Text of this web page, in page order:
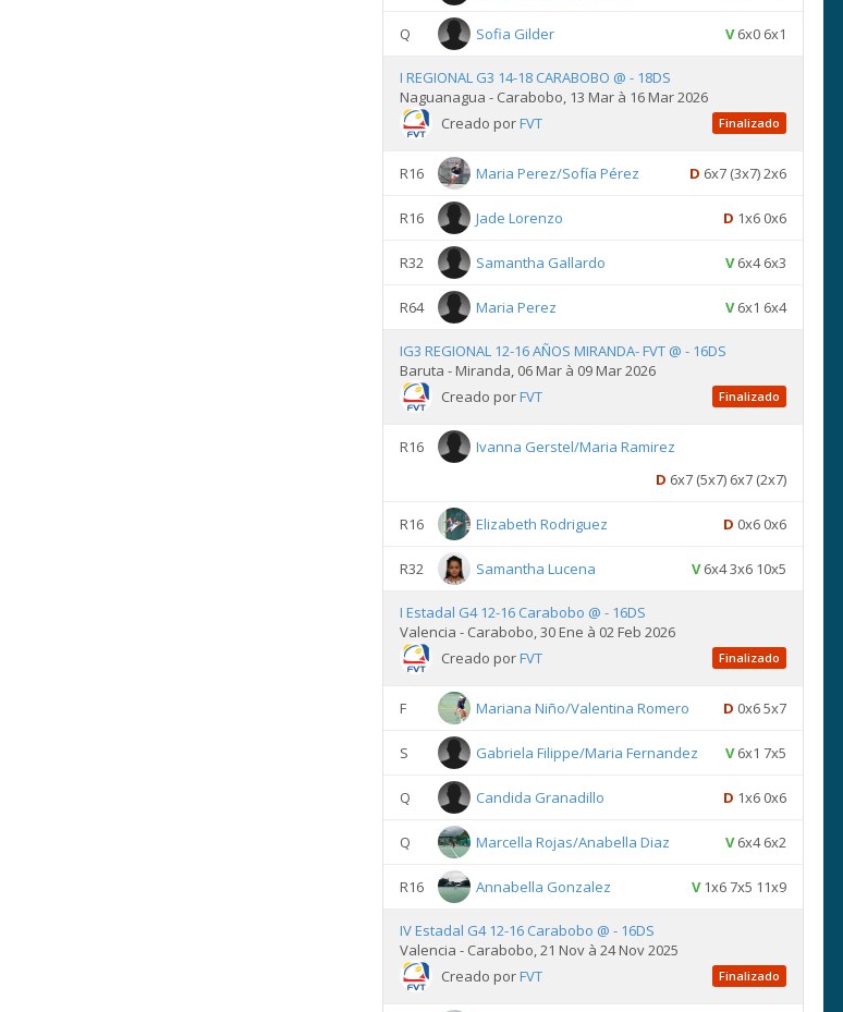
Q Sofia Gilder V6x0 6x1
I REGIONAL G3 14-18 CARABOBO @ - 18DS
Naguanagua - Carabobo, 13 Mar à 16 Mar 2026
Creado porFVT Finalizado
R16 Maria Perez/Sofía Pérez D 6x7 (3x7) 2x6
R16 Jade Lorenzo D 1x6 0x6
R32 Samantha Gallardo V6x4 6x3
R64 Maria Perez V6x1 6x4
IG3 REGIONAL 12-16 AÑOS MIRANDA- FVT @ - 16DS
Baruta - Miranda, 06 Mar à 09 Mar 2026
Creado porFVT Finalizado
R16
Ivanna Gerstel/Maria Ramirez
D 6x7 (5x7) 6x7 (2x7)
R16 Elizabeth Rodriguez D 0x6 0x6
R32 Samantha Lucena V6x4 3x6 10x5
I Estadal G4 12-16 Carabobo @ - 16DS
Valencia - Carabobo, 30 Ene à 02 Feb 2026
Creado porFVT Finalizado
F Mariana Niño/Valentina Romero D 0x6 5x7
S Gabriela Filippe/Maria Fernandez V6x1 7x5
Q Candida Granadillo D 1x6 0x6
Q Marcella Rojas/Anabella Diaz V6x4 6x2
R16 Annabella Gonzalez V1x6 7x5 11x9
IV Estadal G4 12-16 Carabobo @ - 16DS
Valencia - Carabobo, 21 Nov à 24 Nov 2025
Creado porFVT Finalizado